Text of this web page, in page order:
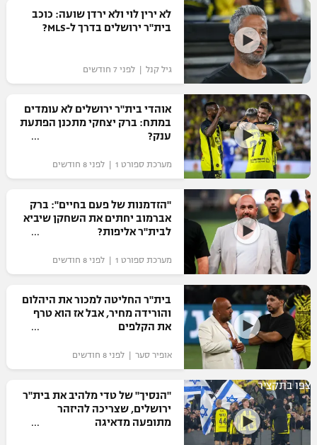
לא ירין לוי ולא ירדן שועה: כוכב
בית"ר ירושלים בדרך ל-MLS?
גיל קנל | לפני 7 חודשים
אוהדי בית"ר ירושלים לא עומדים
במתח: ברק יצחקי מתכנן הפתעת
ענק?
מערכת ספורט 1 | לפני 8 חודשים
"הזדמנות של פעם בחיים": ברק
אברמוב יחתים את השחקן שיביא
לבית"ר אליפות?
מערכת ספורט 1 | לפני 8 חודשים
בית"ר החליטה למכור את היהלום
והורידה מחיר, אבל אז הוא טרף
את הקלפים
אופיר סער | לפני 8 חודשים
צפו בתקציר
"הנסיך" של טדי מלהיב את בית"ר
ירושלים, שצריכה להיזהר
מתופעה מדאיגה